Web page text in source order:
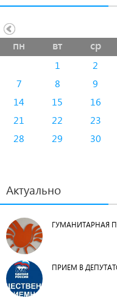
пн вт ср
1 2
7
8 9
14
15 16
21
22 23
28
29 30
Актуально
ГУМАНИТАРНАЯ
ПРИЕМ В